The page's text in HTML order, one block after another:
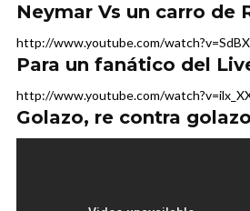
Neymar Vs un carro de
http://www.youtube.com/
Para un fanático del
http://www.youtube.com/
Golazo, re contra